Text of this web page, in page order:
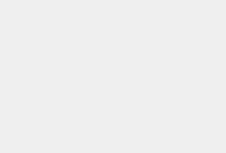
FAHRZEUGE UND